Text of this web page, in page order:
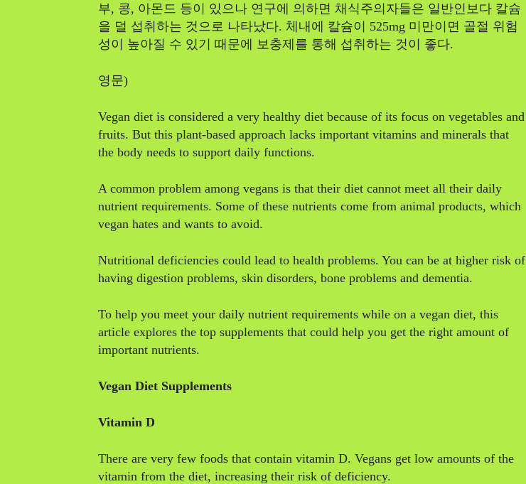
부, 콩, 아몬드 등이 있으나 연구에 의하면 채식주의자들은 일반인보다 칼슘
을 덜 섭취하는 것으로 나타났다. 체내에 칼슘이 525mg 미만이면 골절 위험
성이 높아질 수 있기 때문에 보충제를 통해 섭취하는 것이 좋다.
영문)
Vegan diet is considered a very healthy diet because of its focus on vegetables and
fruits. But this plant-based approach lacks important vitamins and minerals that
the body needs to support daily functions.
A common problem among vegans is that their diet cannot meet all their daily
nutrient requirements. Some of these nutrients come from animal products, which
vegan hates and wants to avoid.
Nutritional deficiencies could lead to health problems. You can be at higher risk of
having digestion problems, skin disorders, bone problems and dementia.
To help you meet your daily nutrient requirements while on a vegan diet, this
article explores the top supplements that could help you get the right amount of
important nutrients.
Vegan Diet Supplements
Vitamin D
There are very few foods that contain vitamin D. Vegans get low amounts of the
vitamin from the diet, increasing their risk of deficiency.